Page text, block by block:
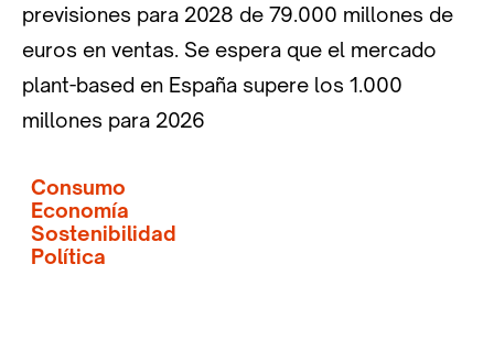
previsiones para 2028 de 79.000 millones de
euros en ventas. Se espera que el mercado
plant-based en España supere los 1.000
millones para 2026
Consumo
Economía
Sostenibilidad
Política